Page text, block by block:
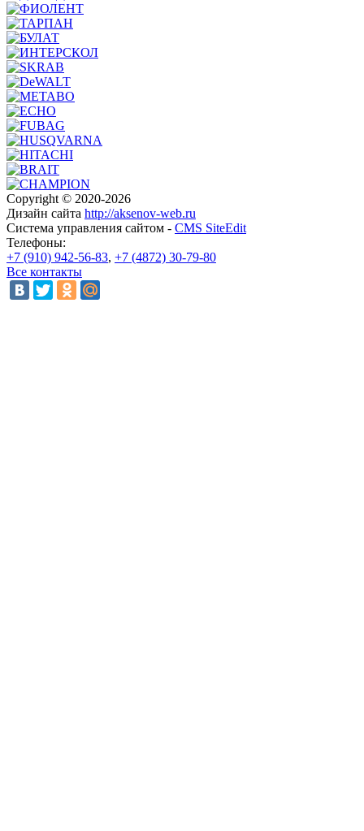
Copyright © 2020-2026
Дизайн сайта http://aksenov-web.ru
Система управления сайтом - CMS SiteEdit
Телефоны:
+7 (910) 942-56-83, +7 (4872) 30-79-80
Все контакты